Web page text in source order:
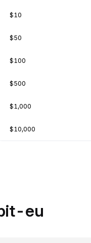
$10
$50
$100
$500
$1,000
$10,000
eu